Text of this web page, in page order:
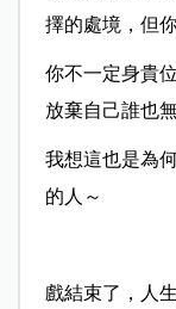
擇的處境，但
你不一定身貴
放棄自己誰也
我想這也是為
的人～
戲結束了，人